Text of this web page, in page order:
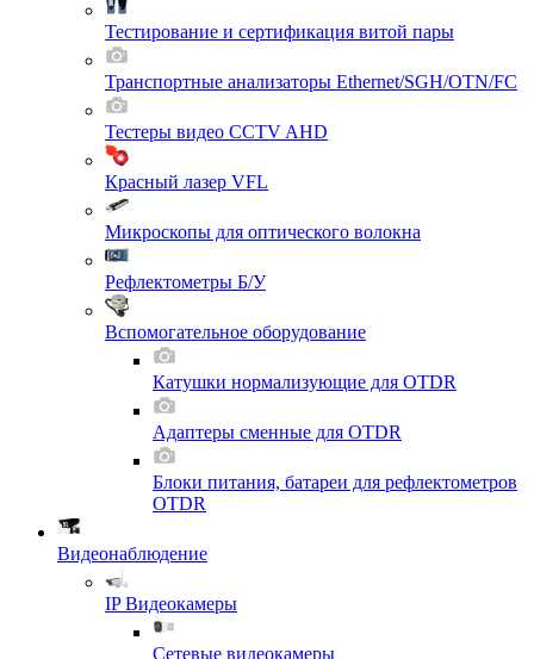
Тестирование и сертификация витой пары
Транспортные анализаторы Ethernet/SGH/OTN/FC
Тестеры видео CCTV AHD
Красный лазер VFL
Микроскопы для оптического волокна
Рефлектометры Б/У
Вспомогательное оборудование
Катушки нормализующие для OTDR
Адаптеры сменные для OTDR
Блоки питания, батареи для рефлектометров
OTDR
Видеонаблюдение
IP Видеокамеры
Сетевые видеокамеры